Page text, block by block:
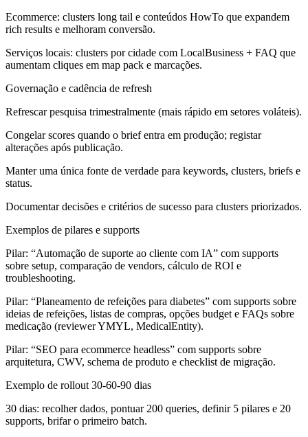
Ecommerce: clusters long tail e conteúdos HowTo que expandem
rich results e melhoram conversão.
Serviços locais: clusters por cidade com LocalBusiness + FAQ que
aumentam cliques em map pack e marcações.
Governação e cadência de refresh
Refrescar pesquisa trimestralmente (mais rápido em setores voláteis).
Congelar scores quando o brief entra em produção; registar
alterações após publicação.
Manter uma única fonte de verdade para keywords, clusters, briefs e
status.
Documentar decisões e critérios de sucesso para clusters priorizados.
Exemplos de pilares e supports
Pilar: “Automação de suporte ao cliente com IA” com supports
sobre setup, comparação de vendors, cálculo de ROI e
troubleshooting.
Pilar: “Planeamento de refeições para diabetes” com supports sobre
ideias de refeições, listas de compras, opções budget e FAQs sobre
medicação (reviewer YMYL, MedicalEntity).
Pilar: “SEO para ecommerce headless” com supports sobre
arquitetura, CWV, schema de produto e checklist de migração.
Exemplo de rollout 30‑60‑90 dias
30 dias: recolher dados, pontuar 200 queries, definir 5 pilares e 20
supports, brifar o primeiro batch.